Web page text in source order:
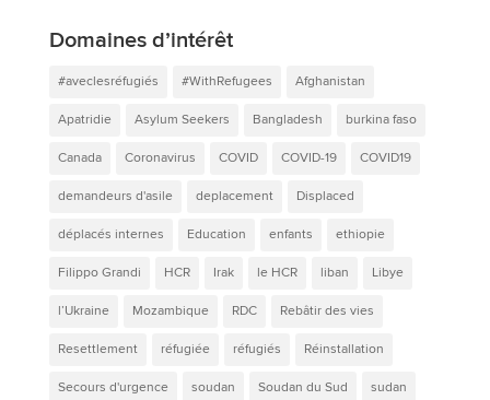
Domaines d’intérêt
#aveclesréfugiés #WithRefugees Afghanistan
Apatridie Asylum Seekers Bangladesh burkina faso
Canada Coronavirus COVID COVID-19 COVID19
demandeurs d'asile deplacement Displaced
déplacés internes Education enfants ethiopie
Filippo Grandi HCR Irak le HCR liban Libye
l’Ukraine Mozambique RDC Rebâtir des vies
Resettlement réfugiée réfugiés Réinstallation
Secours d'urgence soudan Soudan du Sud sudan